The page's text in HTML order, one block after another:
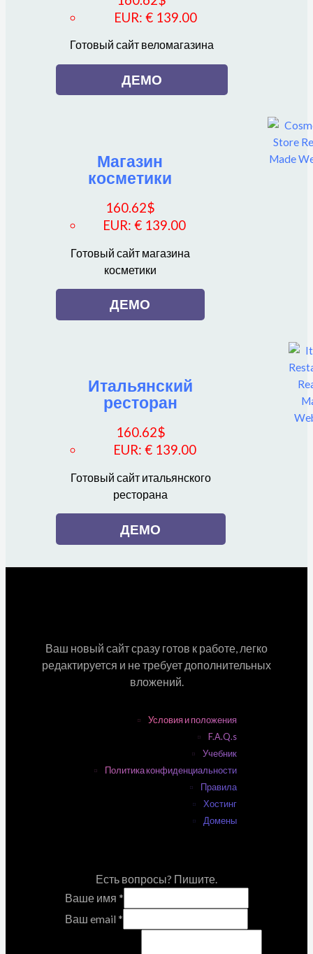
EUR:€ 139.00
Готовый сайт веломагазина
ДЕМО
Магазин
косметики
160.62$
EUR: € 139.00
Готовый сайт магазина
косметики
ДЕМО
Итальянский
ресторан
160.62$
EUR: € 139.00
Готовый сайт итальянского
ресторана
ДЕМО
Ваш новый сайт сразу готов к работе, легко
редактируется и не требует дополнительных
вложений.
Условия и положения
F.A.Q.s
Учебник
Политика конфиденциальности
Правила
Хостинг
Домены
Есть вопросы? Пишите.
Ваше имя *
Ваш email *